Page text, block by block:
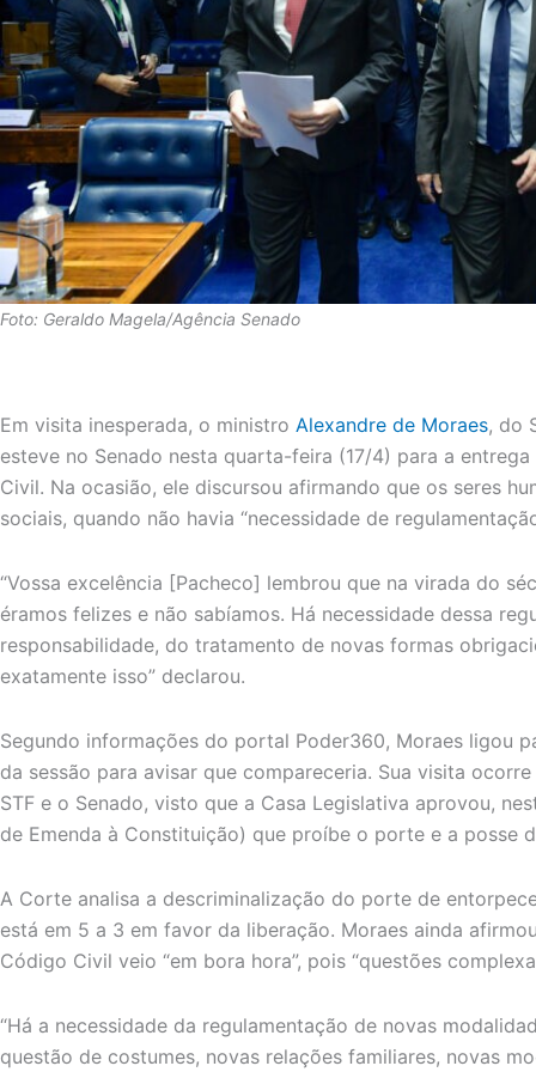
Foto: Geraldo Magela/Agência Senado
Em visita inesperada, o ministro Alexandre de Moraes, do
esteve no Senado nesta quarta-feira (17/4) para a
Civil. Na ocasião, ele discursou afirmando que os seres
sociais, quando não havia “necessidade de
“Vossa excelência [Pacheco] lembrou que na virada do
éramos felizes e não sabíamos. Há necessidade dessa
responsabilidade, do tratamento de novas formas
exatamente isso” declarou.
Segundo informações do portal Poder360, Moraes ligou
da sessão para avisar que compareceria. Sua visita
STF e o Senado, visto que a Casa Legislativa aprovou,
de Emenda à Constituição) que proíbe o porte e a posse
A Corte analisa a descriminalização do porte de
está em 5 a 3 em favor da liberação. Moraes ainda
Código Civil veio “em bora hora”, pois “questões
“Há a necessidade da regulamentação de novas
questão de costumes, novas relações familiares, novas